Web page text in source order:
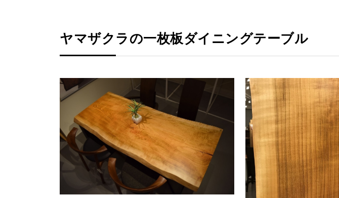
ヤマザクラの一枚板ダイニングテーブル